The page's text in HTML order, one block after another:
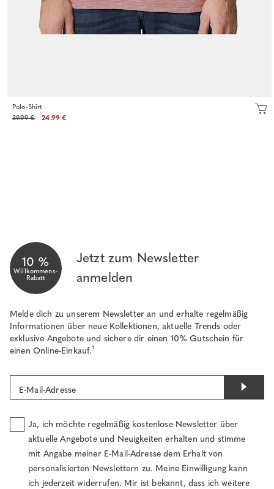
Polo-Shirt
39.99 €
24.99 €
10 %
Willkommens-
Rabatt
Jetzt zum Newsletter
anmelden
Melde dich zu unserem Newsletter an und erhalte regelmäßig
Informationen über neue Kollektionen, aktuelle Trends oder
exklusive Angebote und sichere dir einen 10% Gutschein für
einen Online-Einkauf.¹
E-Mail-Adresse
Ja, ich möchte regelmäßig kostenlose Newsletter über
aktuelle Angebote und Neuigkeiten erhalten und stimme
mit Angabe meiner E-Mail-Adresse dem Erhalt von
personalisierten Newslettern zu. Meine Einwilligung kann
ich jederzeit widerrufen. Mir ist bekannt, dass ich weitere